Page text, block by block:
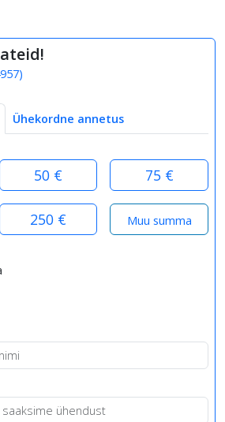
)
Ühekordne annetus
50 € 75 €
250 €